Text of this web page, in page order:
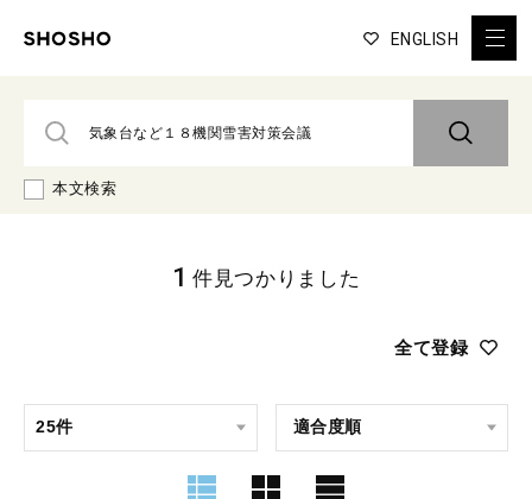
ENGLISH
本文検索
全て登録
1 件見つかりました